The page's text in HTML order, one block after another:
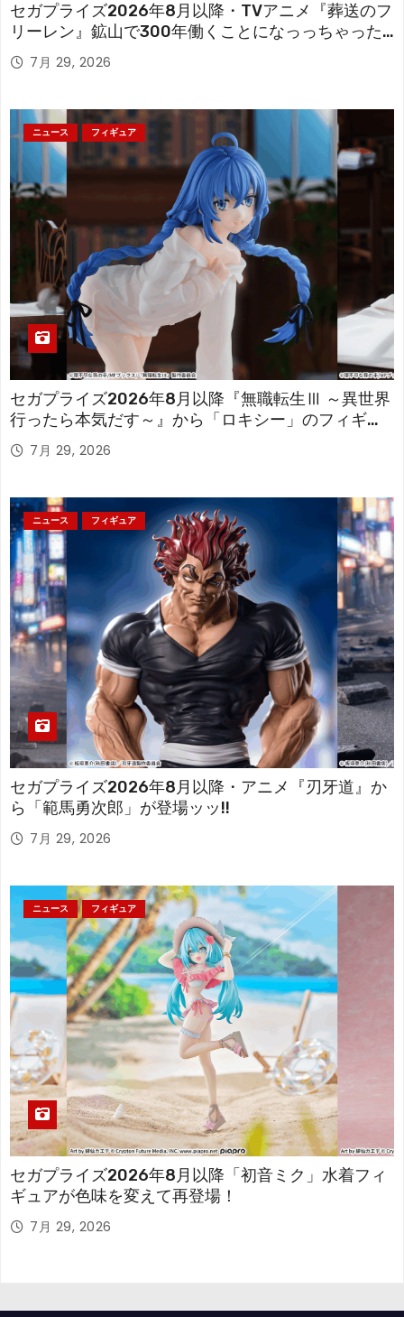
セガプライズ2026年8月以降・TVアニメ『葬送のフ
リーレン』鉱山で300年働くことになっっちゃった
「フリーレン」を立体化！
7月 29, 2026
ニュース フィギュア
セガプライズ2026年8月以降『無職転生Ⅲ ～異世界
行ったら本気だす～』から「ロキシー」のフィギュ
アが登場！
7月 29, 2026
ニュース フィギュア
セガプライズ2026年8月以降・アニメ『刃牙道』か
ら「範馬勇次郎」が登場ッッ!!
7月 29, 2026
ニュース フィギュア
セガプライズ2026年8月以降「初音ミク」水着フィ
ギュアが色味を変えて再登場！
7月 29, 2026